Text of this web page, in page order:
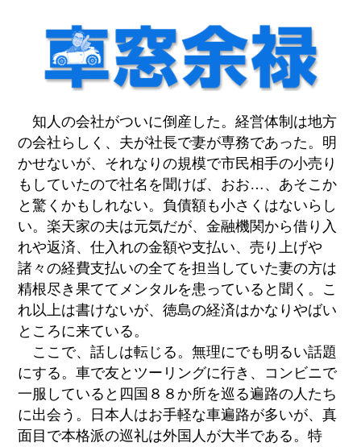
知人の会社がついに倒産した。経営体制は地方
の会社らしく、夫が社長で妻が専務であった。明
かせないが、それなりの規模で市民相手の小売り
もしていたので社名を聞けば、おお…、あそこか
と驚くかもしれない。負債額も小さくはないらし
い。楽天家の夫は元気だが、金融機関から借り入
れや返済、仕入れの金額や支払い、売り上げや
諸々の経費支払いの全てを担当していた妻の方は
精根尽き果ててメンタルを患っていると聞く。こ
れ以上は書けないが、徳島の経済はかなりやばい
ところに来ている。
ここで、話しは転じる。無理にでも明るい話題
にする。車で友とツーリングに行き、コンビニで
一服していると四国８８か所を巡る遍路の人たち
に出会う。日本人はお手軽な車遍路が多いが、真
面目で本格派の巡礼は外国人が大半である。特